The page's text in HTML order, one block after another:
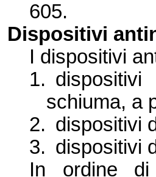
605.
Dispositivi
I dispositivi
1.
schiuma, a
2. dispositivi
3. dispositivi
In ordine di